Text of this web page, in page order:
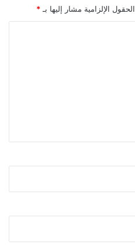
الحقول الإلزامية مشار إليها بـ *